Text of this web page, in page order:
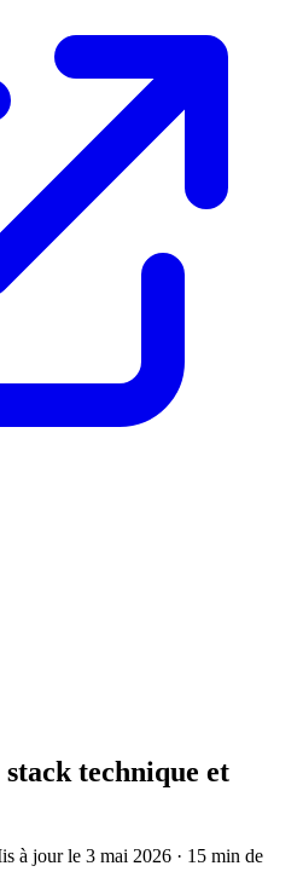
technique et
à jour le 3 mai 2026 · 15 min de